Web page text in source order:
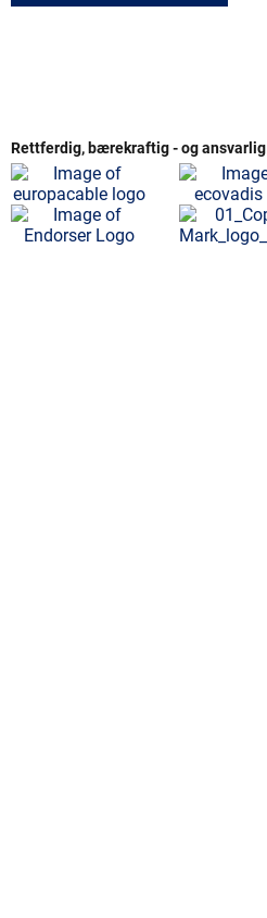
Rettferdig, bærekraftig - og ansvarlig